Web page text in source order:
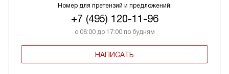
Номер для претензий и предложений:
+7 (495) 120-11-96
с 08:00 до 17:00 по будням
НАПИСАТЬ